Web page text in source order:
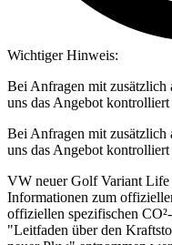
Wichtiger Hinweis:
Bei Anfragen mit zusätzlich
uns das Angebot
Bei Anfragen mit zusätzlich
uns das Angebot
VW neuer Golf Variant
Informationen zum
offiziellen spezifischen
"Leitfaden über den